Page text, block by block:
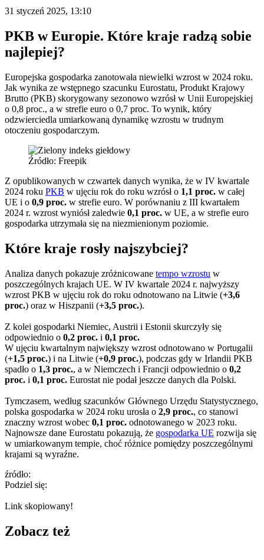
31 styczeń 2025, 13:10
PKB w Europie. Które kraje radzą sobie
najlepiej?
Europejska gospodarka zanotowała niewielki wzrost w 2024 roku.
Jak wynika ze wstępnego szacunku Eurostatu, Produkt Krajowy
Brutto (PKB) skorygowany sezonowo wzrósł w Unii Europejskiej
o 0,8 proc., a w strefie euro o 0,7 proc. To wynik, który
odzwierciedla umiarkowaną dynamikę wzrostu w trudnym
otoczeniu gospodarczym.
Źródło: Freepik
Z opublikowanych w czwartek danych wynika, że w IV kwartale
2024 roku PKB w ujęciu rok do roku wzrósł o 1,1 proc. w całej
UE i o 0,9 proc. w strefie euro. W porównaniu z III kwartałem
2024 r. wzrost wyniósł zaledwie 0,1 proc. w UE, a w strefie euro
gospodarka utrzymała się na niezmienionym poziomie.
Które kraje rosły najszybciej?
Analiza danych pokazuje zróżnicowane tempo wzrostu w
poszczególnych krajach UE. W IV kwartale 2024 r. najwyższy
wzrost PKB w ujęciu rok do roku odnotowano na Litwie (+3,6
proc.) oraz w Hiszpanii (+3,5 proc.).
Z kolei gospodarki Niemiec, Austrii i Estonii skurczyły się
odpowiednio o 0,2 proc. i 0,1 proc.
W ujęciu kwartalnym największy wzrost odnotowano w Portugalii
(+1,5 proc.) i na Litwie (+0,9 proc.), podczas gdy w Irlandii PKB
spadło o 1,3 proc., a w Niemczech i Francji odpowiednio o 0,2
proc. i 0,1 proc. Eurostat nie podał jeszcze danych dla Polski.
Tymczasem, według szacunków Głównego Urzędu Statystycznego,
polska gospodarka w 2024 roku urosła o 2,9 proc., co stanowi
znaczny wzrost wobec 0,1 proc. odnotowanego w 2023 roku.
Najnowsze dane Eurostatu pokazują, że gospodarka UE rozwija się
w umiarkowanym tempie, choć różnice pomiędzy poszczególnymi
krajami są wyraźne.
źródło:
Podziel się:
Link skopiowany!
Zobacz też